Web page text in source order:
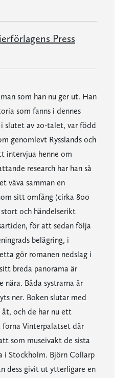
Press
som han nu ger ut. Han
som fanns i dennes
slutet av 20-talet, var född
genomlevt Rysslands och
intervjua henne om
research har han så
väva samman en
sitt omfång (cirka 800
och händelserikt
för att sedan följa
belägring, i
gör romanen nedslag i
breda panorama är
nära. Båda systrarna är
ner. Boken slutar med
och de har nu ett
forna Vinterpalatset där
som museivakt de sista
i Stockholm. Björn Collarp
dess givit ut ytterligare en